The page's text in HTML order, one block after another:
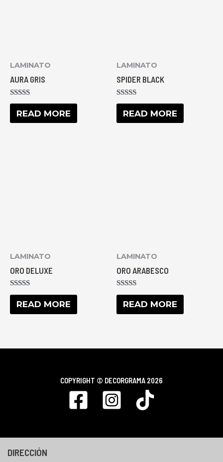
LAMINATO
AURA GRIS
RATED
OUT
OF
READ MORE
LAMINATO
SPIDER BLACK
RATED
OUT
OF
READ MORE
LAMINATO
ORO DELUXE
RATED
OUT
OF
READ MORE
LAMINATO
ORO ARABESCO
RATED
OUT
OF
READ MORE
COPYRIGHT © DECORGRAMA 2026
DIRECCIÓN